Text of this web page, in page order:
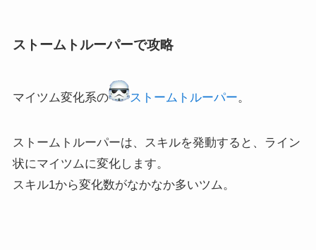
ストームトルーパーで攻略
マイツム変化系の ストームトルーパー。
ストームトルーパーは、スキルを発動すると、ライン
状にマイツムに変化します。
スキル1から変化数がなかなか多いツム。